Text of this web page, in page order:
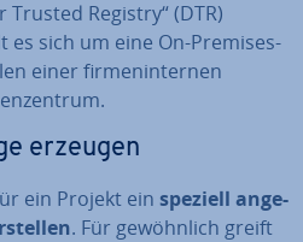
Trusted Registry“ (DTR)
sich um eine On-Premises-
einer fir­men­in­ter­nen
erzeugen
ein Projekt ein speziell an­ge­
. Für ge­wöhn­lich greift